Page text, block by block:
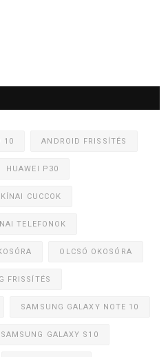
10 ANDROID FRISSÍTÉS
HUAWEI P30
KÍNAI CUCCOK
TELEFONOK
OLCSÓ OKOSÓRA
FRISSÍTÉS
SAMSUNG GALAXY NOTE 10
SAMSUNG GALAXY S10